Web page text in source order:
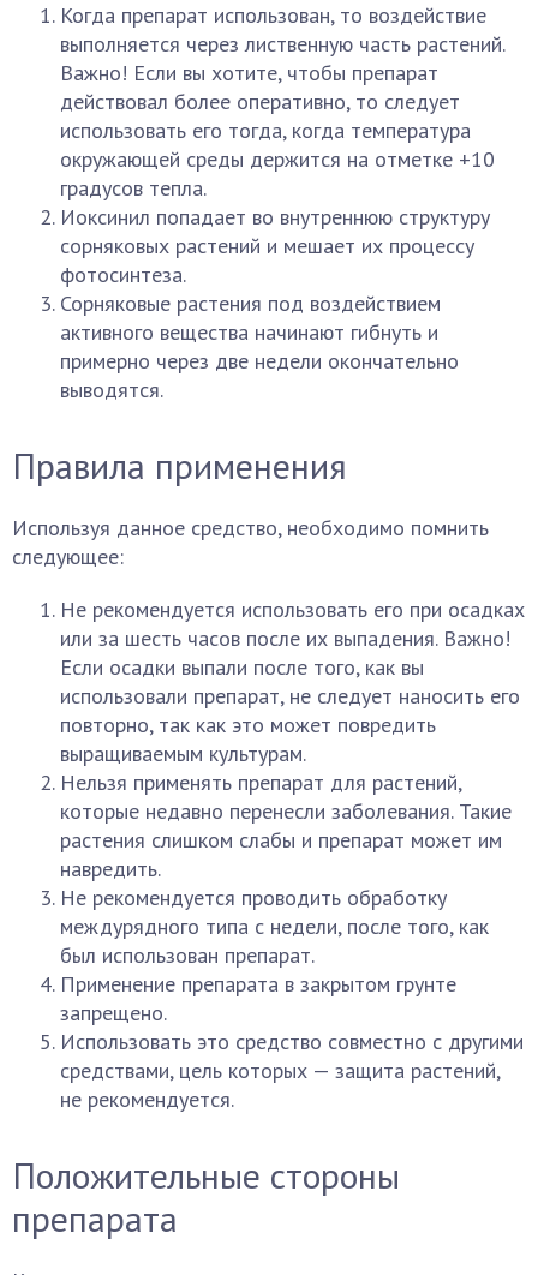
Когда препарат использован, то воздействие
выполняется через лиственную часть растений.
Важно! Если вы хотите, чтобы препарат
действовал более оперативно, то следует
использовать его тогда, когда температура
окружающей среды держится на отметке +10
градусов тепла.
Иоксинил попадает во внутреннюю структуру
сорняковых растений и мешает их процессу
фотосинтеза.
Сорняковые растения под воздействием
активного вещества начинают гибнуть и
примерно через две недели окончательно
выводятся.
Правила применения
Используя данное средство, необходимо помнить
следующее:
Не рекомендуется использовать его при осадках
или за шесть часов после их выпадения. Важно!
Если осадки выпали после того, как вы
использовали препарат, не следует наносить его
повторно, так как это может повредить
выращиваемым культурам.
Нельзя применять препарат для растений,
которые недавно перенесли заболевания. Такие
растения слишком слабы и препарат может им
навредить.
Не рекомендуется проводить обработку
междурядного типа с недели, после того, как
был использован препарат.
Применение препарата в закрытом грунте
запрещено.
Использовать это средство совместно с другими
средствами, цель которых — защита растений,
не рекомендуется.
Положительные стороны
препарата